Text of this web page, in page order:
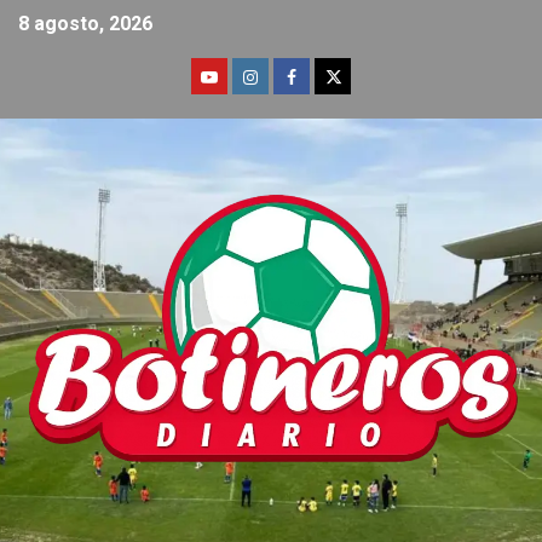
8 agosto, 2026